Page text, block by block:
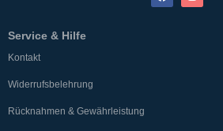
Service & Hilfe
Kontakt
Widerrufsbelehrung
Rücknahmen & Gewährleistung